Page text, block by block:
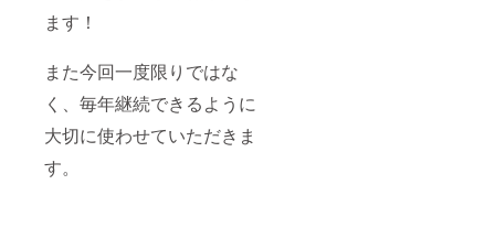
ます！
また今回一度限りではな
く、毎年継続できるように
大切に使わせていただきま
す。